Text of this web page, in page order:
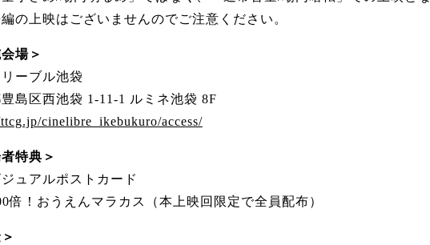
の上映はございませんのでご注意ください。
場＞
ーブル池袋
島区西池袋 1-11-1 ルミネ池袋 8F
cinelibre_ikebukuro/access/
特典＞
ュアルポストカード
倍！おうえんマラカス（本上映回限定で全員配布）